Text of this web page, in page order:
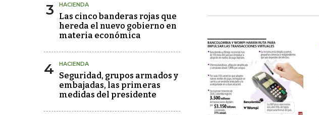
3 HACIENDA
Las cinco banderas rojas que
hereda el nuevo gobierno en
materia económica
4 HACIENDA
Seguridad, grupos armados y
embajadas, las primeras
medidas del presidente